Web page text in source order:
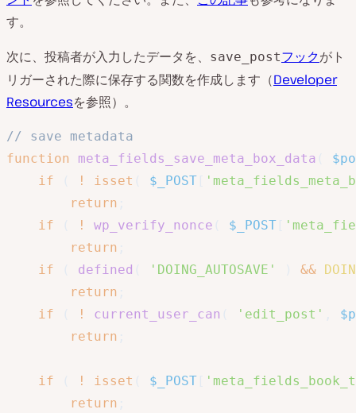
す。
次に、投稿者が入力したデータを、
save_postフックがト
リガーされた際に保存する関数を作成します（Developer
Resourcesを参照）。
// save metadata
function
meta_fields_save_meta_box_data
if
! isset $_POST
return
if
! wp_verify_nonce $_POST
return
if
defined 'DOING_AUTOSAVE' &&
return
if
! current_user_can 'edit_post'
return
if ! isset $_POST
return